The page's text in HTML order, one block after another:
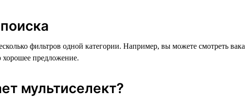
фильтров одной категории. Например, вы можете смотреть
предложение.
мультиселект?